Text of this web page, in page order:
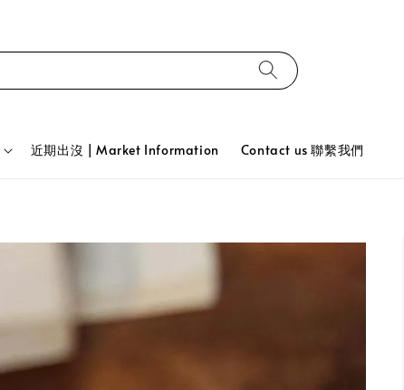
近期出沒 | Market Information Contact us 聯繫我們